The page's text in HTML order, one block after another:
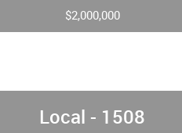
$9,000,000
Apartamento - 1507